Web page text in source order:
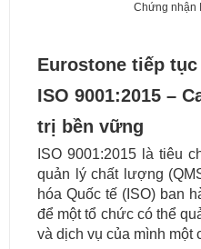
Chứng nhận
Eurostone tiếp
ISO 9001:2015 –
trị bền vững
ISO 9001:2015 là tiêu
quản lý chất lượng
hóa Quốc tế (ISO) ban
để một tổ chức có thể
và dịch vụ của mình một